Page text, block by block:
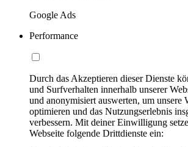
Google Ads
Performance
Durch das Akzeptieren dieser Dienste
und Surfverhalten innerhalb unserer
und anonymisiert auswerten, um unsere
optimieren und das Nutzungserlebnis
verbessern. Mit deiner Einwilligung
Webseite folgende Drittdienste ein: